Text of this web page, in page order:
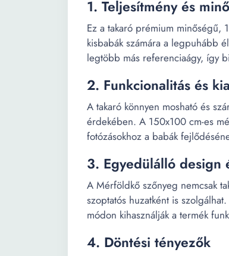
1. Teljesítmény és
Ez a takaró prémium minőségű,
kisbabák számára a legpuhább
legtöbb más referenciaágy, így
2. Funkcionalitás és
A takaró könnyen mosható és
érdekében. A 150x100 cm-es
fotózásokhoz a babák
3. Egyedülálló design
A Mérföldkő szőnyeg nemcsak
szoptatós huzatként is
módon kihasználják a termék
4. Döntési tényezők